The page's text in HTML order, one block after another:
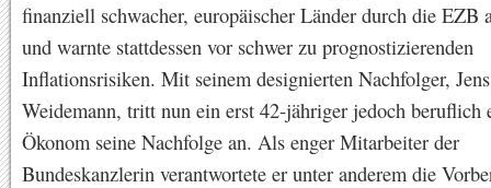
finanziell schwacher, europäischer Länder durch die EZB
und warnte stattdessen vor schwer zu prognostizierenden
Inflationsrisiken. Mit seinem designierten Nachfolger, Jens
Weidemann, tritt nun ein erst 42-jähriger jedoch beruflich
Ökonom seine Nachfolge an. Als enger Mitarbeiter der
Bundeskanzlerin verantwortete er unter anderem die